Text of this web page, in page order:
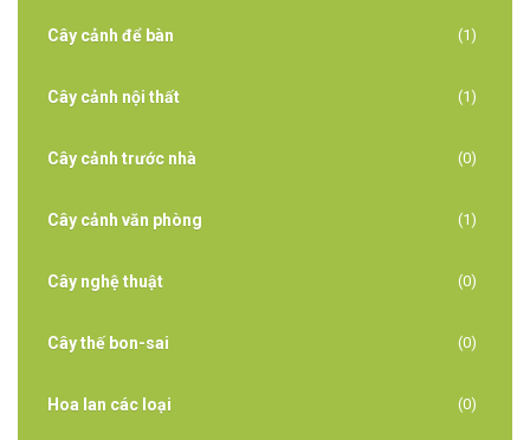
Cây cảnh để bàn (1)
Cây cảnh nội thất (1)
Cây cảnh trước nhà (0)
Cây cảnh văn phòng (1)
Cây nghệ thuật (0)
Cây thế bon-sai (0)
Hoa lan các loại (0)